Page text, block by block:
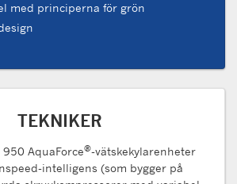
med principerna för grön
TEKNIKER
950 AquaForce®-vätskekylarenheter
intelligens (som bygger på